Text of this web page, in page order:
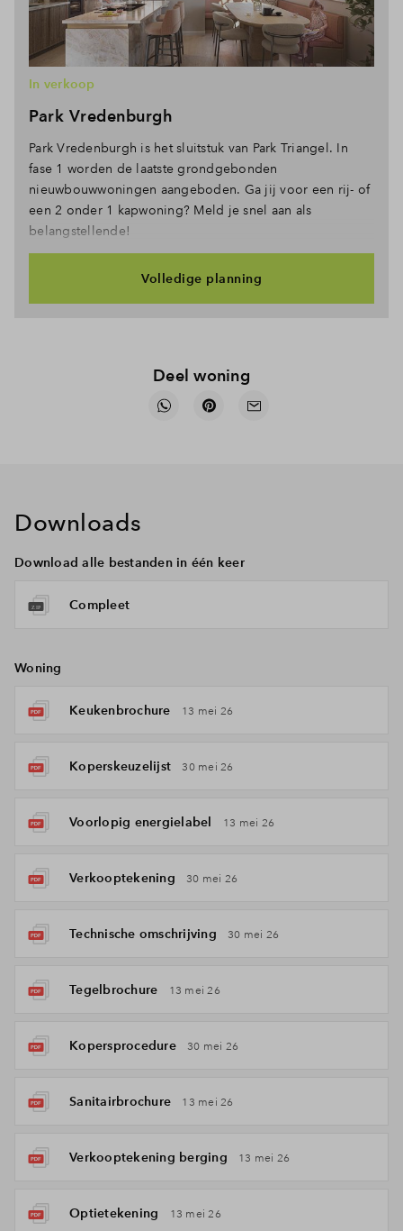
Park Vredenburgh
In verkoop
Park Vredenburgh is het sluitstuk van Park Triangel. In
fase 1 worden de laatste grondgebonden
nieuwbouwwoningen aangeboden. Ga jij voor een rij- of
een 2 onder 1 kapwoning? Meld je snel aan als
belangstellende!
Volledige planning
Deel woning
Downloads
Download alle bestanden in één keer
Compleet
Woning
Keukenbrochure 13 mei 26
Koperskeuzelijst 30 mei 26
Voorlopig energielabel 13 mei 26
Verkooptekening 30 mei 26
Technische omschrijving 30 mei 26
Tegelbrochure 13 mei 26
Kopersprocedure 30 mei 26
Sanitairbrochure 13 mei 26
Verkooptekening berging 13 mei 26
Optietekening 13 mei 26